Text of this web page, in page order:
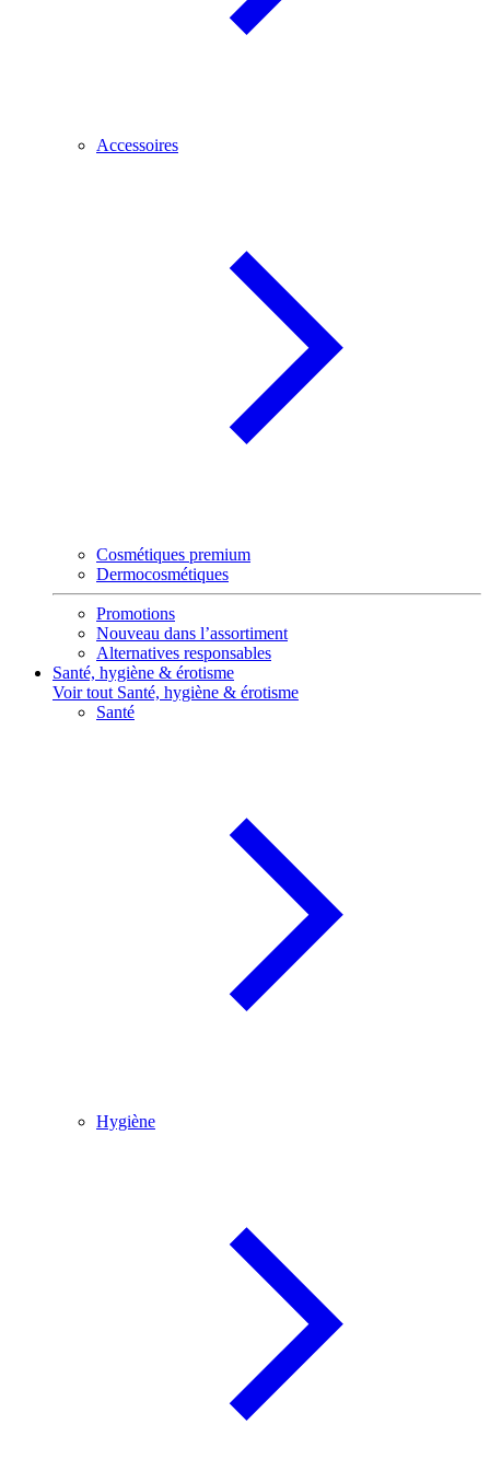
Accessoires
Cosmétiques premium
Dermocosmétiques
Promotions
Nouveau dans l’assortiment
Alternatives responsables
Santé, hygiène & érotisme
Voir tout Santé, hygiène & érotisme
Santé
Hygiène